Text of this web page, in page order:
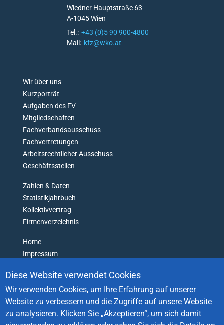
D
O
N
G
E
T
L
S
T
Wir über uns
Kurzporträt
Aufgaben des FV
Mitgliedschaften
Fachverbandsausschuss
Fachvertretungen
Arbeitsrechtlicher Ausschuss
Geschäftsstellen
Zahlen & Daten
Statistikjahrbuch
Kollektivvertrag
Firmenverzeichnis
Home
Impressum
Barrierefreiheitserklärung
Login
Kontakt
Wiedner Hauptstraße 63
A-1045 Wien
Tel.: +43 (0)5 90 900-4800
Mail: kfz@wko.at
Diese Website verwendet Cookies
Wir verwenden Cookies, um Ihre Erfahrung auf unserer
Website zu verbessern und die Zugriffe auf unsere Website
zu analysieren. Klicken Sie „Akzeptieren“, um sich damit